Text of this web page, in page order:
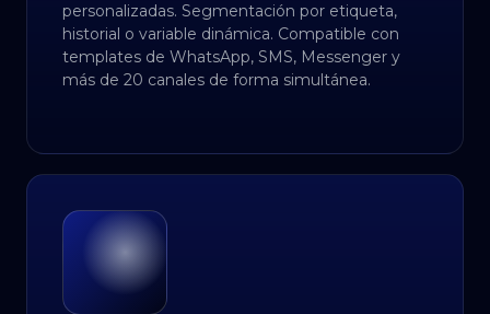
personalizadas. Segmentación por etiqueta,
historial o variable dinámica. Compatible con
templates de WhatsApp, SMS, Messenger y
más de 20 canales de forma simultánea.